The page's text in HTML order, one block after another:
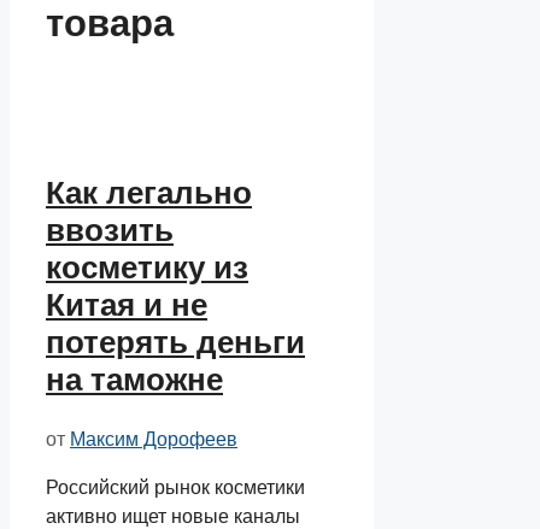
товара
Как легально
ввозить
косметику из
Китая и не
потерять деньги
на таможне
от Максим Дорофеев
Российский рынок косметики
активно ищет новые каналы